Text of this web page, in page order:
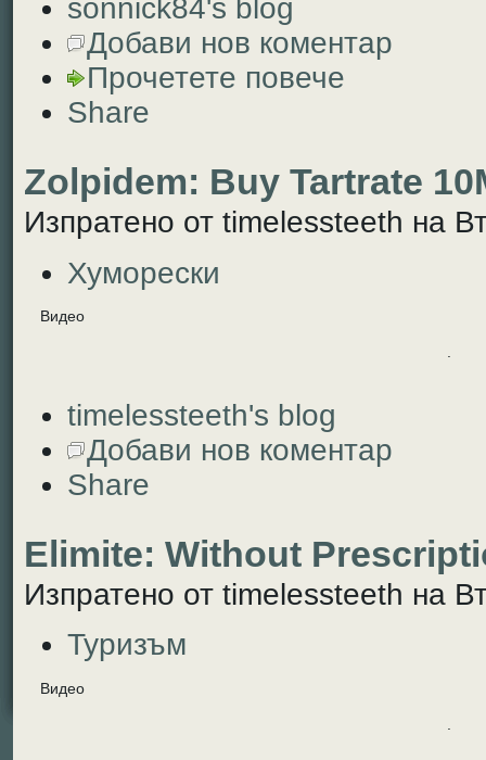
sonnick84's blog
Добави нов коментар
Прочетете повече
Share
Zolpidem: Buy Tartrate
Изпратено от timelessteeth на
Хуморески
Видео
.
timelessteeth's blog
Добави нов коментар
Share
Elimite: Without
Изпратено от timelessteeth на
Туризъм
Видео